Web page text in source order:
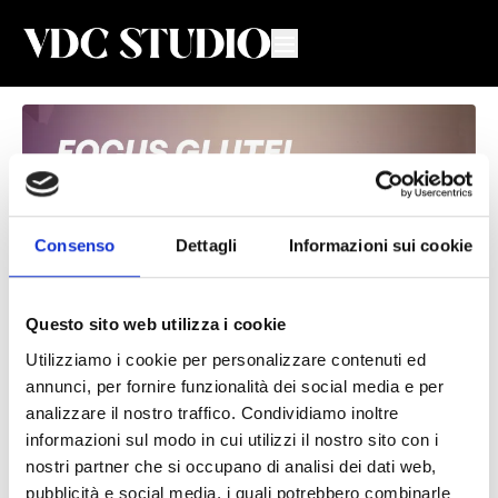
Consenso Dettagli Informazioni sui cookie
Questo sito web utilizza i cookie
Utilizziamo i cookie per personalizzare contenuti ed
annunci, per fornire funzionalità dei social media e per
analizzare il nostro traffico. Condividiamo inoltre
informazioni sul modo in cui utilizzi il nostro sito con i
nostri partner che si occupano di analisi dei dati web,
pubblicità e social media, i quali potrebbero combinarle
Focus Glutei #13
Lezione di Focus Glutei con Valeria